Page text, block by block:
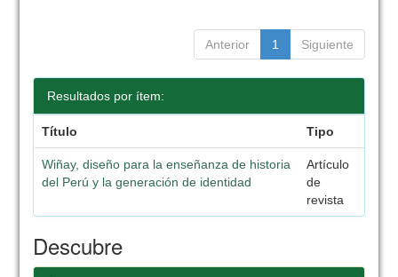
Anterior 1 Siguiente
Resultados por ítem:
Título Tipo
Wiñay, diseño para la enseñanza de historia
del Perú y la generación de identidad
Artículo
de
revista
Descubre